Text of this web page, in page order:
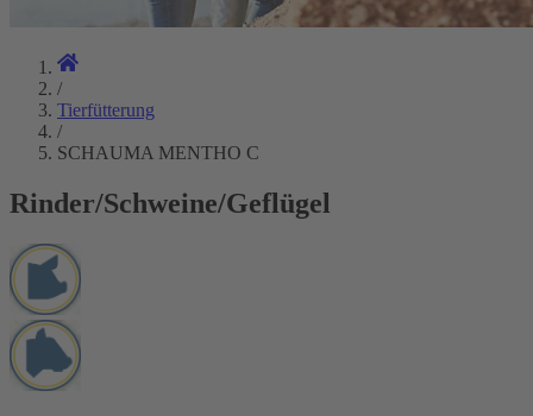
/
Tierfütterung
/
SCHAUMA MENTHO C
Rinder/Schweine/Geflügel